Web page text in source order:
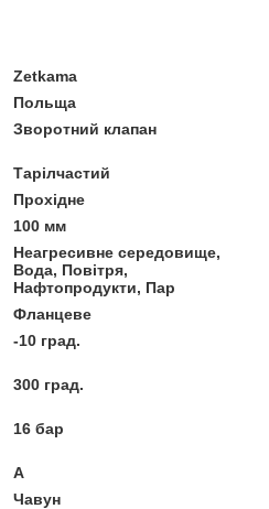
Zetkama
Польща
Зворотний клапан
Тарілчастий
Прохідне
100 мм
Неагресивне середовище,
Вода, Повітря,
Нафтопродукти, Пар
Фланцеве
-10 град.
300 град.
16 бар
А
Чавун